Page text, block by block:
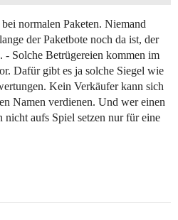
normalen Paketen. Niemand
der Paketbote noch da ist, der
- Solche Betrügereien kommen im
Dafür gibt es ja solche Siegel wie
Kein Verkäufer kann sich
Namen verdienen. Und wer einen
aufs Spiel setzen nur für eine